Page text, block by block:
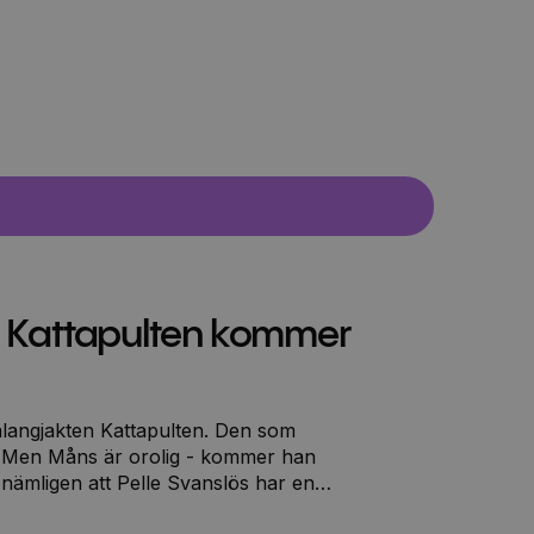
Kattapulten kommer
Kattapulten. Den som
Måns är orolig - kommer han
att Pelle Svanslös har en